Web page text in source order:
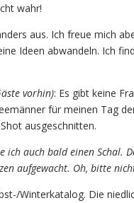
wahr!
aus. Ich freue mich
Ideen abwandeln. Ich
vorhin): Es gibt keine
für meinen Tag
ausgeschnitten.
ich auch bald einen Schal.
aufgewacht. Oh, bitte
Winterkatalog. Die